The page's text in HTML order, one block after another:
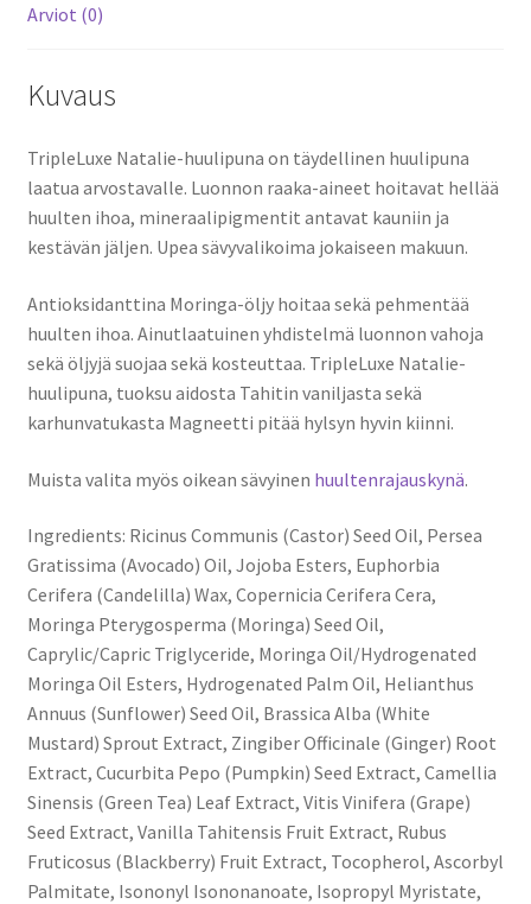
Arviot (0)
Kuvaus
TripleLuxe Natalie-huulipuna on täydellinen huulipuna
laatua arvostavalle. Luonnon raaka-aineet hoitavat hellää
huulten ihoa, mineraalipigmentit antavat kauniin ja
kestävän jäljen. Upea sävyvalikoima jokaiseen makuun.
Antioksidanttina Moringa-öljy hoitaa sekä pehmentää
huulten ihoa. Ainutlaatuinen yhdistelmä luonnon vahoja
sekä öljyjä suojaa sekä kosteuttaa. TripleLuxe Natalie-
huulipuna, tuoksu aidosta Tahitin vaniljasta sekä
karhunvatukasta Magneetti pitää hylsyn hyvin kiinni.
Muista valita myös oikean sävyinen huultenrajauskynä.
Ingredients: Ricinus Communis (Castor) Seed Oil, Persea
Gratissima (Avocado) Oil, Jojoba Esters, Euphorbia
Cerifera (Candelilla) Wax, Copernicia Cerifera Cera,
Moringa Pterygosperma (Moringa) Seed Oil,
Caprylic/Capric Triglyceride, Moringa Oil/Hydrogenated
Moringa Oil Esters, Hydrogenated Palm Oil, Helianthus
Annuus (Sunflower) Seed Oil, Brassica Alba (White
Mustard) Sprout Extract, Zingiber Officinale (Ginger) Root
Extract, Cucurbita Pepo (Pumpkin) Seed Extract, Camellia
Sinensis (Green Tea) Leaf Extract, Vitis Vinifera (Grape)
Seed Extract, Vanilla Tahitensis Fruit Extract, Rubus
Fruticosus (Blackberry) Fruit Extract, Tocopherol, Ascorbyl
Palmitate, Isononyl Isononanoate, Isopropyl Myristate,